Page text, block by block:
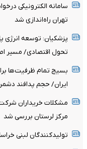
سامانه الکترونیکی
تهران راه‌اندازی شد
پزشکیان: توسعه انرژی
تحول اقتصادی/ مسیر
ایران/ حجم پدافند
مشکلات خریداران شرکت
مرکز لرستان بررسی شد
تولیدکنندگان لبنی